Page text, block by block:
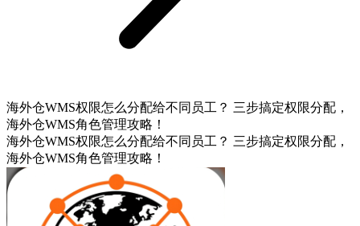
海外仓WMS权限怎么分配给不同员工？ 三步搞定权限分配，
海外仓WMS角色管理攻略！
海外仓WMS权限怎么分配给不同员工？ 三步搞定权限分配，
海外仓WMS角色管理攻略！